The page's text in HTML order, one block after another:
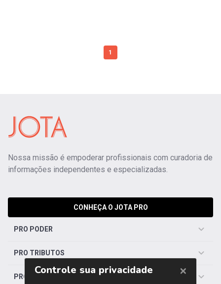
1
Nossa missão é empoderar profissionais com curadoria de
informações independentes e especializadas.
CONHEÇA O JOTA PRO
PRO PODER
PRO TRIBUTOS
PRO TRABALHISTA